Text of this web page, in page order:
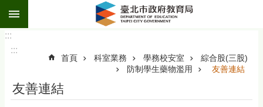
跳到主要內容區塊
:::
:::
首頁 科室業務 學務校安室
綜合股(三股)
防制學生藥物濫用
友善連結
友善連結